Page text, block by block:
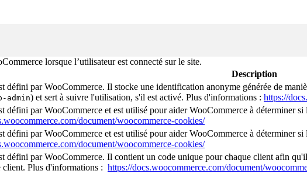
lorsque l’utilisateur est connecté sur le site.
Description
défini par WooCommerce. Il stocke une identification anonyme générée de
admin) et sert à suivre l'utilisation, s'il est activé. Plus d'informations : https://
défini par WooCommerce et est utilisé pour aider WooCommerce à déterminer
document/woocommerce-cookies/
défini par WooCommerce et est utilisé pour aider WooCommerce à déterminer
document/woocommerce-cookies/
défini par WooCommerce. Il contient un code unique pour chaque client afin
client. Plus d'informations : https://docs.woocommerce.com/document/